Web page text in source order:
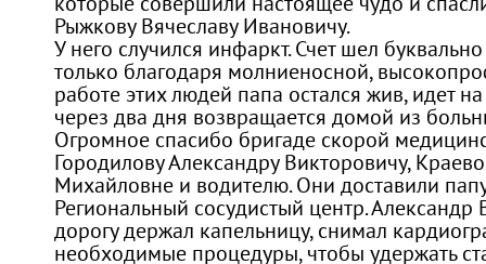
Рыжкову Вячеславу Ивановичу.
У него случился инфаркт. Счет шел
только благодаря молниеносной,
работе этих людей папа остался жив, идет
через два дня возвращается домой из
Огромное спасибо бригаде скорой
Городилову Александру Викторовичу,
Михайловне и водителю. Они доставили
Региональный сосудистый центр.
дорогу держал капельницу, снимал
необходимые процедуры, чтобы удержать